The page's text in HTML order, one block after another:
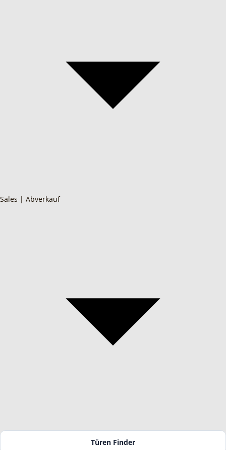
Sales | Abverkauf
Türen Finder